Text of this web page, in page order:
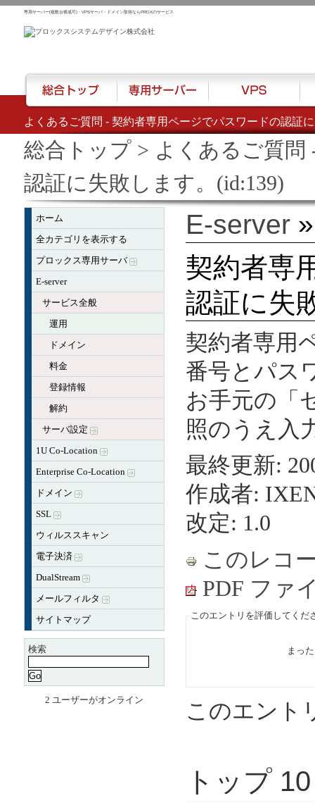
よくあるご質問 - 契約者専用ページでパスワードの認証
専用サーバー(複数台構成可)・VPSサーバ・ドメイン取得ならPROXのサービス
総合トップ> よくあるご質問
認証に失敗します。(id:139)
ホーム
全カテゴリを表示する
プロックス専用サーバ
E-server
サービス全般
運用
ドメイン
料金
登録情報
解約
サーバ設定
1U Co-Location
Enterprise Co-Location
ドメイン
SSL
ウィルススキャン
電子決済
DualStream
メールフィルタ
サイトマップ
検索
2 ユーザーがオンライン
E-server
契約者専
認証に失
契約者専用
番号とパス
お手元の「
照のうえ入
最終更新:
作成者:
改定: 1.0
このレコ
PDF ファ
このエントリを評価してくだ
まっ
このエント
トップ
総合トップ 専用サーバー VPS ハ